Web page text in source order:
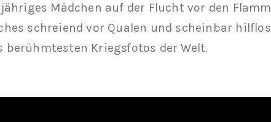
Mädchen auf der Flucht vor den
schreiend vor Qualen und scheinbar
Kriegsfotos der Welt.